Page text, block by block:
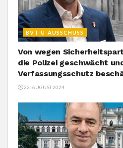
BVT-U-AUSSCHUSS
Von wegen
die Polizei geschwächt
Verfassungsschutz
22. AUGUST 2024